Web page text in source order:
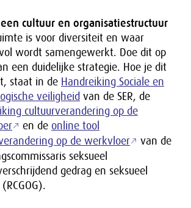
cultuur en organisatiestructuur
is voor diversiteit en waar
wordt samengewerkt. Doe dit op
een duidelijke strategie. Hoe je dit
staat in de Handreiking Sociale en
veiligheid van de SER, de
cultuurverandering op de
en de online tool
op de werkvloer
van de
seksueel
gedrag en seksueel